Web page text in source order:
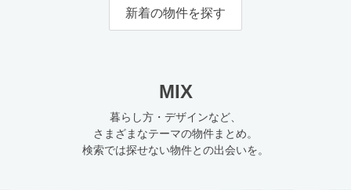
新着の物件を探す
MIX
暮らし方・デザインなど、
さまざまなテーマの物件まとめ。
検索では探せない物件との出会いを。